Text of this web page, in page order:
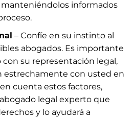
manteniéndolos informados
– Confíe en su instinto al
abogados. Es importante
su representación legal,
estrechamente con usted en
cuenta estos factores,
legal experto que
y lo ayudará a